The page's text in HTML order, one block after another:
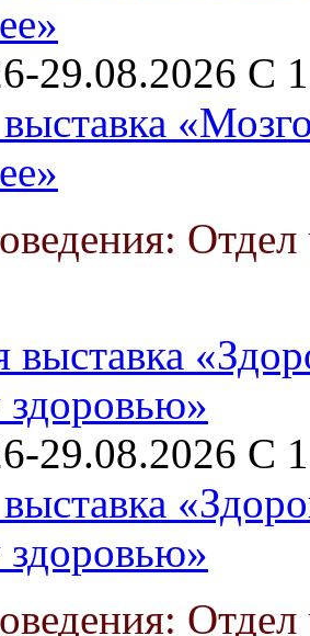
29.08.2026 С
Отдел
29.08.2026 С
Отдел